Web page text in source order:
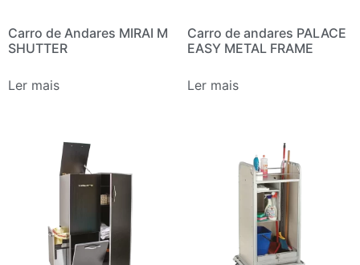
Carro de Andares MIRAI M
SHUTTER
Ler mais
Carro de andares PALACE
EASY METAL FRAME
Ler mais